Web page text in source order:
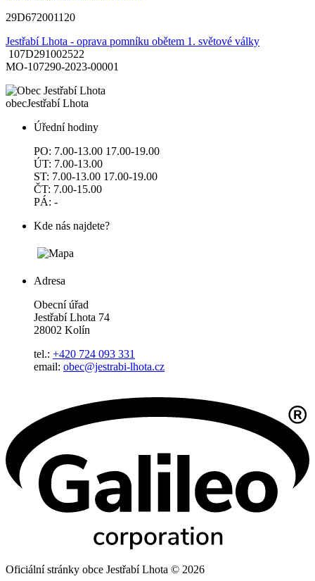
29D672001120
Jestřabí Lhota - oprava pomníku obětem 1. světové války
107D291002522
MO-107290-2023-00001
obecJestřabí Lhota
Úřední hodiny
PO: 7.00-13.00 17.00-19.00
ÚT: 7.00-13.00
ST: 7.00-13.00 17.00-19.00
ČT: 7.00-15.00
PÁ: -
Kde nás najdete?
Adresa
Obecní úřad
Jestřabí Lhota 74
28002 Kolín
tel.: +420 724 093 331
email: obec@jestrabi-lhota.cz
Oficiální stránky obce Jestřabí Lhota © 2026